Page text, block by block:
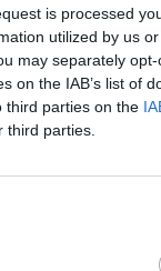
is processed
utilized by us
may separately
on the IAB’s list of
third parties on the
parties.
riferiamo alle
luce anche la
lavorando al
. L’auto avrà,
ma non solo.
scoprire gli